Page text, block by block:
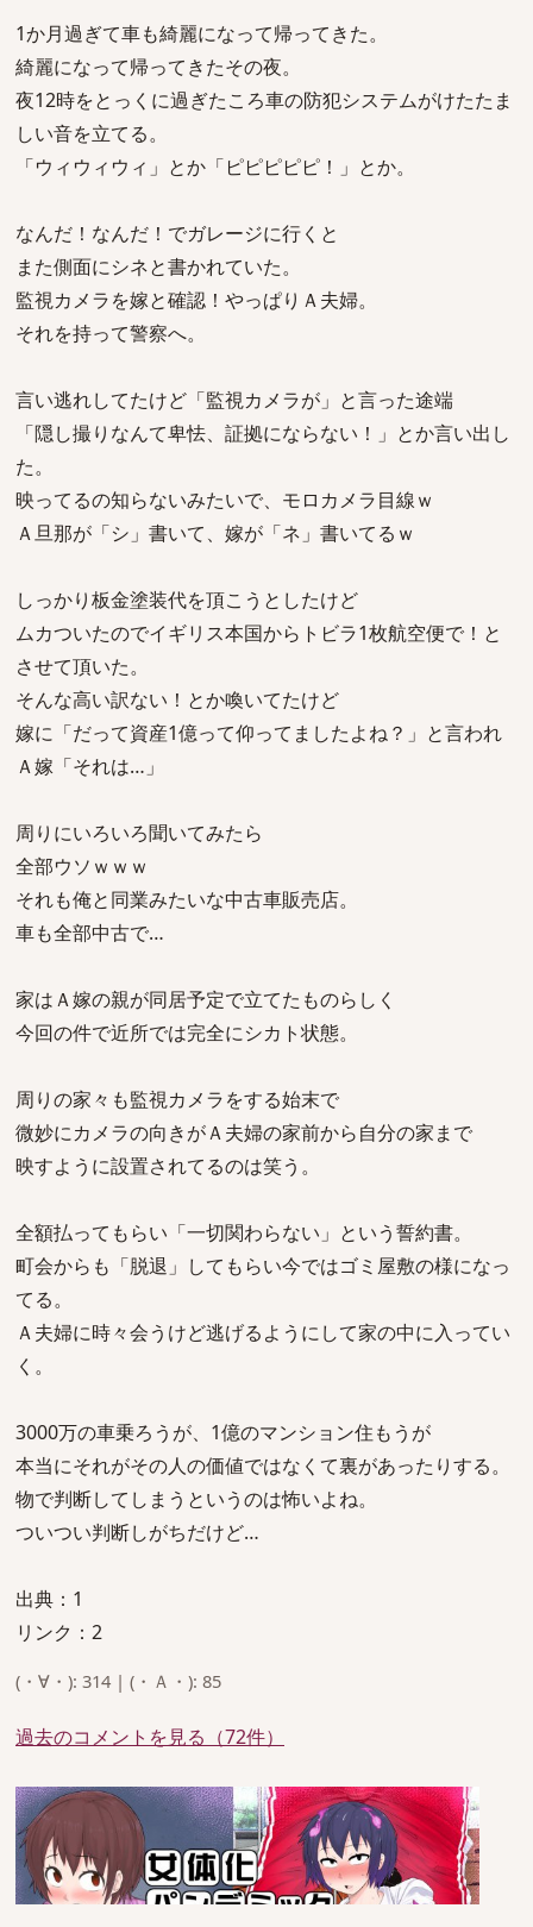
1か月過ぎて車も綺麗になって帰ってきた。
綺麗になって帰ってきたその夜。
夜12時をとっくに過ぎたころ車の防犯システムがけたたま
しい音を立てる。
「ウィウィウィ」とか「ピピピピピ！」とか。
なんだ！なんだ！でガレージに行くと
また側面にシネと書かれていた。
監視カメラを嫁と確認！やっぱりＡ夫婦。
それを持って警察へ。
言い逃れしてたけど「監視カメラが」と言った途端
「隠し撮りなんて卑怯、証拠にならない！」とか言い出し
た。
映ってるの知らないみたいで、モロカメラ目線ｗ
Ａ旦那が「シ」書いて、嫁が「ネ」書いてるｗ
しっかり板金塗装代を頂こうとしたけど
ムカついたのでイギリス本国からトビラ1枚航空便で！と
させて頂いた。
そんな高い訳ない！とか喚いてたけど
嫁に「だって資産1億って仰ってましたよね？」と言われ
Ａ嫁「それは…」
周りにいろいろ聞いてみたら
全部ウソｗｗｗ
それも俺と同業みたいな中古車販売店。
車も全部中古で…
家はＡ嫁の親が同居予定で立てたものらしく
今回の件で近所では完全にシカト状態。
周りの家々も監視カメラをする始末で
微妙にカメラの向きがＡ夫婦の家前から自分の家まで
映すように設置されてるのは笑う。
全額払ってもらい「一切関わらない」という誓約書。
町会からも「脱退」してもらい今ではゴミ屋敷の様になっ
てる。
Ａ夫婦に時々会うけど逃げるようにして家の中に入ってい
く。
3000万の車乗ろうが、1億のマンション住もうが
本当にそれがその人の価値ではなくて裏があったりする。
物で判断してしまうというのは怖いよね。
ついつい判断しがちだけど…
出典：1
リンク：2
(・∀・): 314 | (・Ａ・): 85
過去のコメントを見る（72件）